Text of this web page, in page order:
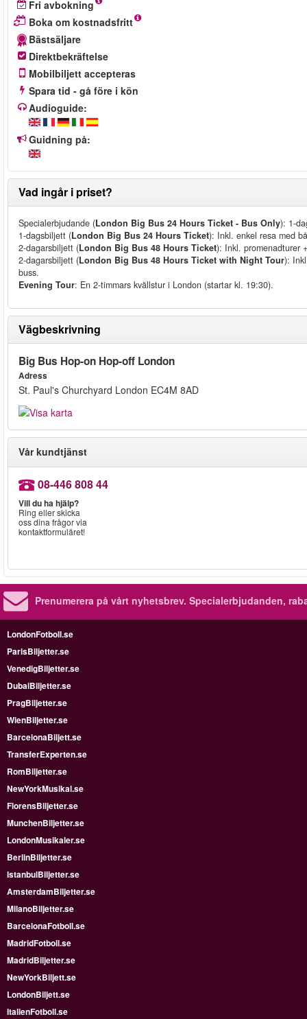
Fri avbokning
Boka om kostnadsfritt
Bästsäljare
Direktbekräftelse
Mobilbiljett accepteras
Spara tid - gå före i kön
Audioguide:
Guidning på:
Vad ingår i priset?
Specialerbjudande (London Big Bus 24 Hours Ticket - Bus Only): 1-
1-dagsbiljett (London Big Bus 24 Hours Ticket): Inkl. enkel resa med
2-dagarsbiljett (London Big Bus 48 Hours Ticket): Inkl. promenadturer
2-dagarsbiljett (London Big Bus 48 Hours Ticket with Night Tour):
buss.
Evening Tour: En 2-timmars kvällstur i London (startar kl. 19:30).
Vägbeskrivning
Big Bus Hop-on Hop-off London
Adress
St. Paul's Churchyard London EC4M 8AD
Vår kundtjänst
08-446 808 44
Vill du ha hjälp?
Ring eller skicka
oss dina frågor via
kontaktformuläret!
Prenumerera på vårt nyhetsbrev. Specialerbjudanden,
LondonFotboll.se
ParisBiljetter.se
VenedigBiljetter.se
DubaiBiljetter.se
PragBiljetter.se
WienBiljetter.se
BarcelonaBiljett.se
TransferExperten.se
RomBiljetter.se
NewYorkMusikal.se
FlorensBiljetter.se
MunchenBiljetter.se
LondonMusikaler.se
BerlinBiljetter.se
IstanbulBiljetter.se
AmsterdamBiljetter.se
MilanoBiljetter.se
BarcelonaFotboll.se
MadridFotboll.se
MadridBiljetter.se
NewYorkBiljett.se
LondonBiljett.se
ItalienFotboll.se